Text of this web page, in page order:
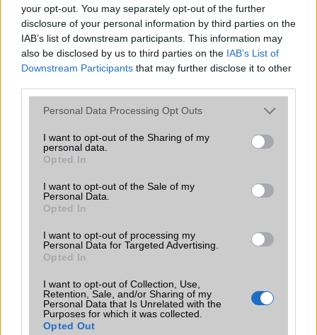
your opt-out. You may separately opt-out of the further
disclosure of your personal information by third parties on the
IAB’s list of downstream participants. This information may
also be disclosed by us to third parties on the IAB’s List of
Downstream Participants that may further disclose it to other
Please note that this website/app uses one or more Google
not limited to your visit or usage behaviour. You may click to
grant or deny consent to Google and its third-party tags to
use your data for below specified purposes in below Google
consent section.
Personal Data Processing Opt Outs
I want to opt-out of the Sharing of my
personal data.
Opted In
I want to opt-out of the Sale of my
Personal Data.
Opted In
I want to opt-out of processing my
Personal Data for Targeted Advertising.
Opted In
I want to opt-out of Collection, Use,
Retention, Sale, and/or Sharing of my
Personal Data that Is Unrelated with the
Purposes for which it was collected.
Opted Out
Ez a rejtett Samsung funkció teljesen
megváltoztatja a mobilhasználatot –
sokan mégsem tudnak róla
2026.07.12 | Android Central
Az Edge Panel az egyik leghasznosabb funkció, amely
miközben a Pixel telefonokból továbbra is hiányzik.
KAPCSOLÓDÓ HÍREK
Ígéretes, de visszafogott: szivárgott infók a Samsung
Galaxy S26 Ultra-ról
Lemásolják a Samsungot? Már jön a privacy kijelző más
Android csúcsmodellekbe is
Brutális, mit művelt a Samsung: az új Galaxy S26+ úgy